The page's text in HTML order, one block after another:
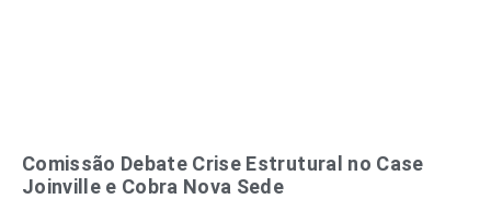
Comissão Debate Crise Estrutural no Case
Joinville e Cobra Nova Sede